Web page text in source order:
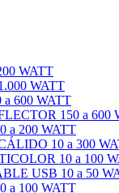
WATT
WATT
600 WATT
150 a 600
a 200 WATT
10 a 300
10 a 100
USB 10 a 50
a 100 WATT